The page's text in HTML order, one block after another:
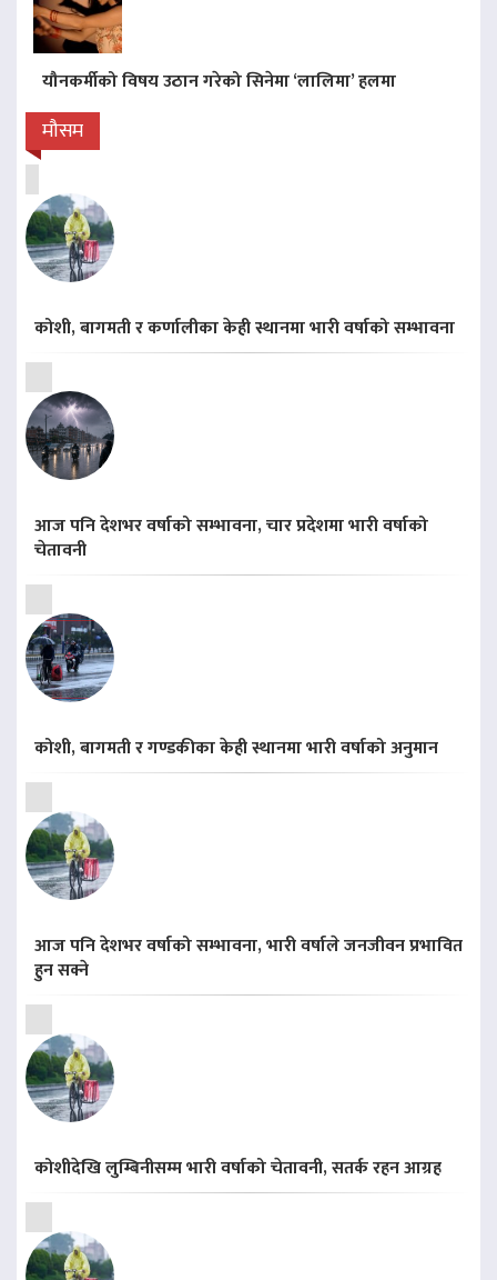
यौनकर्मीको विषय उठान गरेको सिनेमा ‘लालिमा’ हलमा
मौसम
कोशी, बागमती र कर्णालीका केही स्थानमा भारी वर्षाको सम्भावना
आज पनि देशभर वर्षाको सम्भावना, चार प्रदेशमा भारी वर्षाको
चेतावनी
कोशी, बागमती र गण्डकीका केही स्थानमा भारी वर्षाको अनुमान
आज पनि देशभर वर्षाको सम्भावना, भारी वर्षाले जनजीवन प्रभावित
हुन सक्ने
कोशीदेखि लुम्बिनीसम्म भारी वर्षाको चेतावनी, सतर्क रहन आग्रह